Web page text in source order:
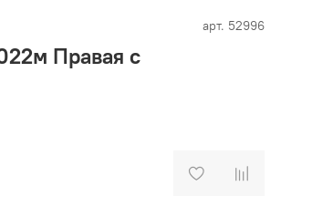
арт. 52996
Правая с